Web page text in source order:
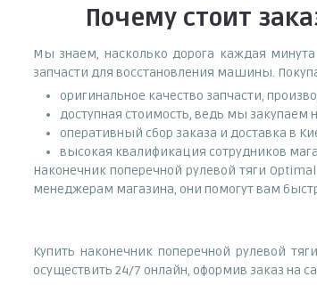
Почему стоит
Мы знаем, насколько дорога каждая
запчасти для восстановления машины.
оригинальное качество запчасти,
доступная стоимость, ведь мы закупаем
оперативный сбор заказа и доставка в
высокая квалификация сотрудников
Наконечник поперечной рулевой тяги
менеджерам магазина, они помогут вам
Купить наконечник поперечной рулевой
осуществить 24/7 онлайн, оформив заказ на